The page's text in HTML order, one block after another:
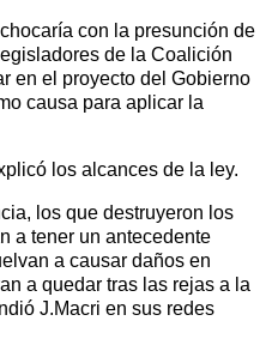
con la presunción de
de la Coalición
en el proyecto del Gobierno
causa para aplicar la
los alcances de la ley.
los que destruyeron los
a tener un antecedente
a causar daños en
a quedar tras las rejas a la
J.Macri en sus redes